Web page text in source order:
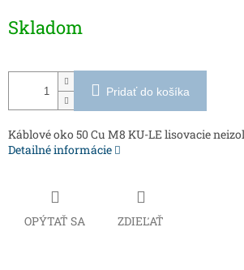
cena:
Skladom
Pridať do košíka
Káblové oko 50 Cu M8 KU-LE lisovacie
Detailné informácie
OPÝTAŤ SA ZDIEĽAŤ